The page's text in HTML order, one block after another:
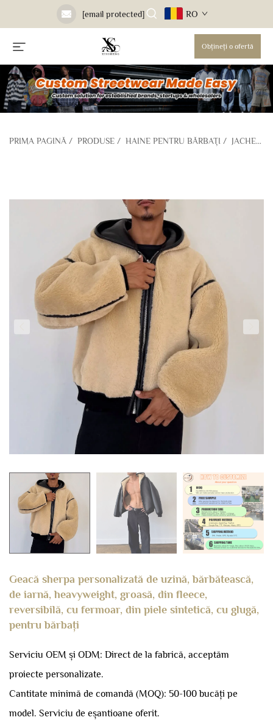
[email protected] RO
Obțineți o ofertă
PRIMA PAGINĂ / PRODUSE / HAINE PENTRU BĂRBAȚI / JACHETE CASUAL
Geacă sherpa personalizată de uzină, bărbătească,
de iarnă, heavyweight, groasă, din fleece,
reversibilă, cu fermoar, din piele sintetică, cu glugă,
pentru bărbați
Serviciu OEM și ODM: Direct de la fabrică, acceptăm
proiecte personalizate.
Cantitate minimă de comandă (MOQ): 50-100 bucăți pe
model. Serviciu de eșantioane oferit.